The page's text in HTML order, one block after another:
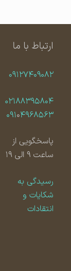
ارتباط با ما
۰۹۱۲۷۴۰۹۰۸۲
۰۲۱۸۸۳۹۵۸۰۴
۰۹۱۰۴۹۶۸۵۶۳
پاسخگویی از
ساعت ۹ الی ۱۹
رسیدگی به
شکایات و
انتقادات